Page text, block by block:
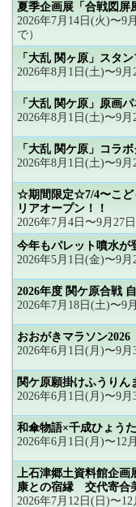
夏季企画展「合戦図
2026年7月14日(火)〜9
で）
「大乱 関ヶ原」スタ
2026年8月1日(土)〜9月
「大乱 関ケ原」原画
2026年8月1日(土)〜9月
「大乱 関ケ原」コラ
2026年8月1日(土)〜9月
☆期間限定☆7/4〜こど
リアオープン！！
2026年7月4日〜9月
今年もパレット噴水が
2026年5月1日(金)〜9
2026年度 関ケ原合戦
2026年7月18日(土)〜9
おおがきマラソン
2026年6月1日(月)〜9
関ケ原願掛けふうりん
2026年6月1日(月)〜9
和傘物語×千成ひょう
2026年6月1日(月)〜12
上石津郷土資料館企画
康との宿縁 交代寄合
2026年7月12日(日)〜